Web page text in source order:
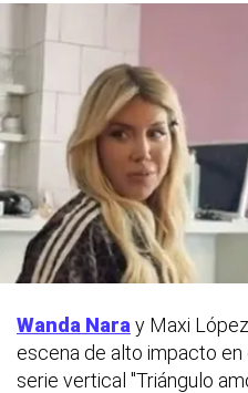
Wanda Nara y Maxi
escena de alto impacto
serie vertical "Triángulo